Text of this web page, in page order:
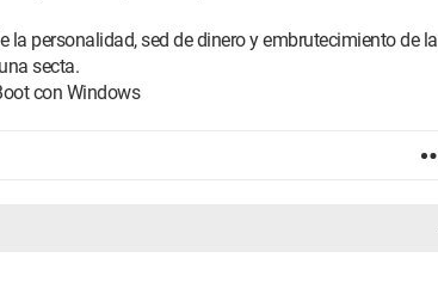
personalidad, sed de dinero y embrutecimiento de la
secta.
con Windows